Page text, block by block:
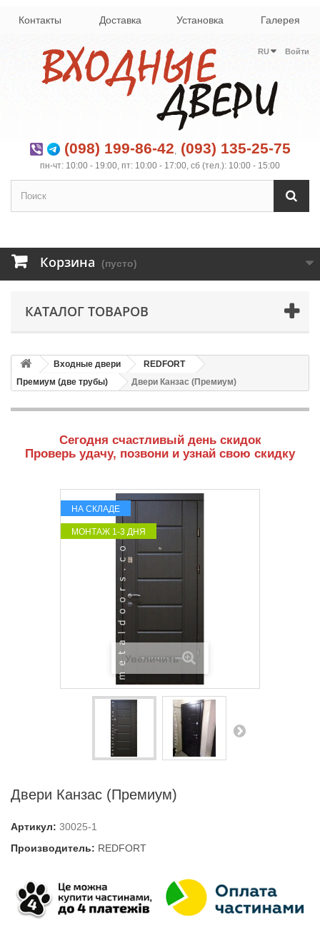
Контакты Доставка Установка Галерея
Войти
RU
(098) 199-86-42, (093) 135-25-75
пн-чт: 10:00 - 19:00, пт: 10:00 - 17:00, сб (тел.): 10:00 - 15:00
Корзина (пусто)
КАТАЛОГ ТОВАРОВ
Входные двери
REDFORT
Премиум (две трубы)
Двери Канзас (Премиум)
Сегодня счастливый день скидок
Проверь удачу, позвони и узнай свою скидку
НА СКЛАДЕ
МОНТАЖ 1-3 ДНЯ
Увеличить
Двери Канзас (Премиум)
Артикул: 30025-1
Производитель: REDFORT